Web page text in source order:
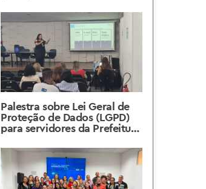
da Integridade Privada, em
evento realizado em Brasília
Palestra sobre Lei Geral de
Proteção de Dados (LGPD)
para servidores da Prefeitura